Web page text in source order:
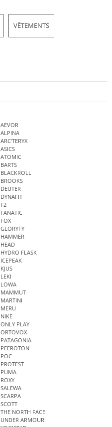
VÊTEMENTS
AEVOR
ALPINA
ARC'TERYX
ASICS
ATOMIC
BARTS
BLACKROLL
BROOKS
DEUTER
DYNAFIT
F2
FANATIC
FOX
GLORYFY
HAMMER
HEAD
HYDRO FLASK
ICEPEAK
KJUS
LEKI
LOWA
MAMMUT
MARTINI
MERU
NIKE
ONLY PLAY
ORTOVOX
PATAGONIA
PEEROTON
POC
PROTEST
PUMA
ROXY
SALEWA
SCARPA
SCOTT
THE NORTH FACE
UNDER ARMOUR